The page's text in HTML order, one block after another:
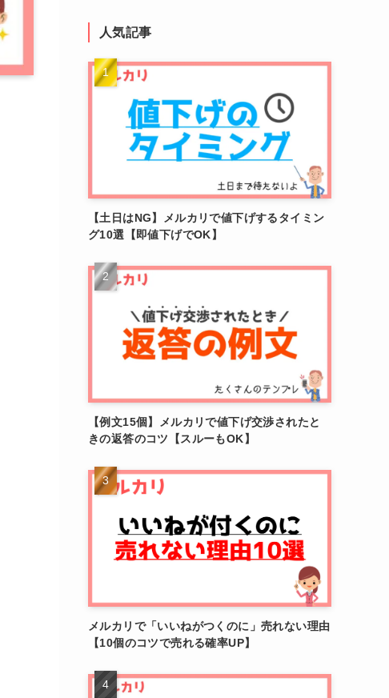
人気記事
【土日はNG】メルカリで値下げするタイミン
グ10選【即値下げでOK】
【例文15個】メルカリで値下げ交渉されたと
きの返答のコツ【スルーもOK】
メルカリで「いいねがつくのに」売れない理由
【10個のコツで売れる確率UP】